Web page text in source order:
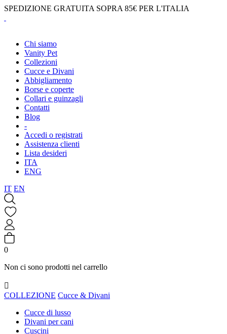
SPEDIZIONE GRATUITA SOPRA 85€ PER L'ITALIA
Chi siamo
Vanity Pet
Collezioni
Cucce e Divani
Abbigliamento
Borse e coperte
Collari e guinzagli
Contatti
Blog
-
Accedi o registrati
Assistenza clienti
Lista desideri
ITA
ENG
IT EN
0
Non ci sono prodotti nel carrello

COLLEZIONE Cucce & Divani
Cucce di lusso
Divani per cani
Cuscini